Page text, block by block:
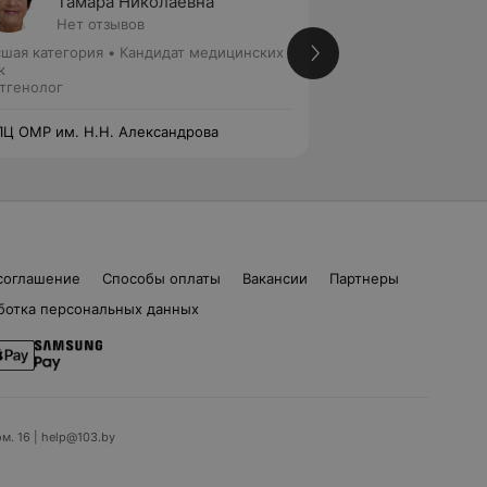
Нет отзывов
категория • Кандидат медицинских
ОМР им. Н.Н. Александрова
Способы оплаты Вакансии
Партнеры
персональных данных
16 | help@103.by